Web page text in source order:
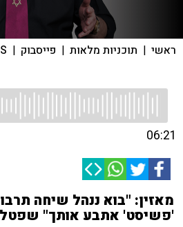
ראשי | תוכניות מלאות | פייסבוק |
06:21
מאזין: "בוא ננהל שיחה
'פשיסט' אתבע אותך"